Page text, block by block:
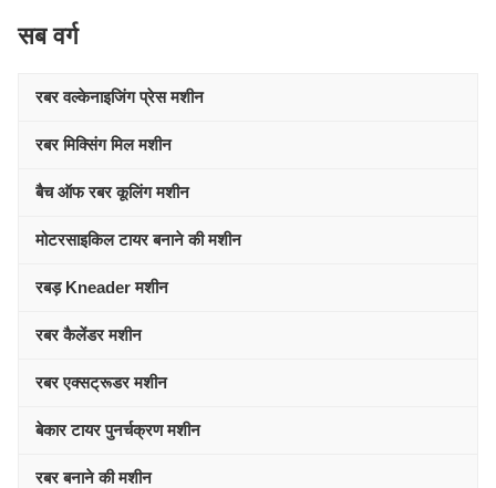
सब वर्ग
रबर वल्केनाइजिंग प्रेस मशीन
रबर मिक्सिंग मिल मशीन
बैच ऑफ रबर कूलिंग मशीन
मोटरसाइकिल टायर बनाने की मशीन
रबड़ Kneader मशीन
रबर कैलेंडर मशीन
रबर एक्सट्रूडर मशीन
बेकार टायर पुनर्चक्रण मशीन
रबर बनाने की मशीन